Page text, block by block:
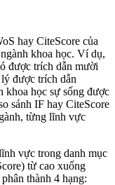
hay CiteScore của
khoa học. Ví dụ,
được trích dẫn mười
được trích dẫn
khoa học sự sống được
sánh IF hay CiteScore
từng lĩnh vực
vực trong danh mục
từ cao xuống
thành 4 hạng: